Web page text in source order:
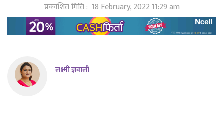
प्रकाशित मिति : 18 February, 2022 11:29 am
लक्ष्मी ज्ञवाली